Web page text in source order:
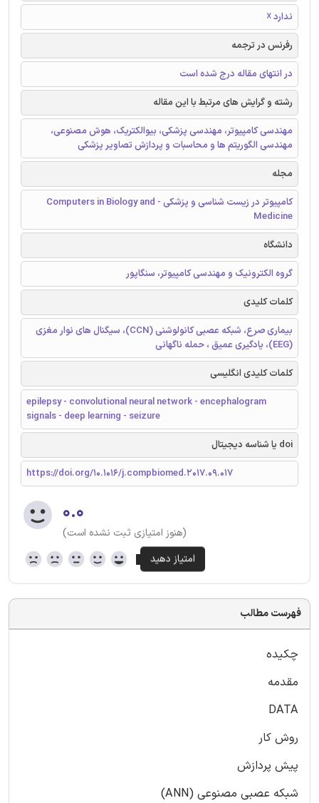
ندارد ☓
رفرنس در ترجمه
در انتهای مقاله درج شده است
رشته و گرایش های مرتبط با این مقاله
مهندسی کامپیوتر، مهندسی پزشکی، بیوالکتریک، هوش مصنوعی،
مهندسی الگوریتم ها و محاسبات و پردازش تصاویر پزشکی
مجله
کامپیوتر در زیست شناسی و پزشکی - Computers in Biology and
Medicine
دانشگاه
گروه الکترونیک و مهندسی کامپیوتر، سنگاپور
کلمات کلیدی
بیماری صرع، شبکه عصبی کانولوشنی (CCN)، سیگنال های نوار مغزی
(EEG)، یادگیری عمیق ، حمله ناگهانی
کلمات کلیدی انگلیسی
epilepsy - convolutional neural network - encephalogram
signals - deep learning - seizure
doi یا شناسه دیجیتال
https://doi.org/10.1016/j.compbiomed.2017.09.017
۰.۰
(هنوز امتیازی ثبت نشده است)
فهرست مطالب
چکیده
مقدمه
DATA
روش کار
پیش پردازش
شبکه عصبی مصنوعی (ANN)